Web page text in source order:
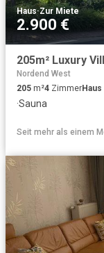
Haus·Zur Miete
2.900 €
Nordend West
205 m²4 ZimmerHaus
·Sauna
Seit mehr als einem